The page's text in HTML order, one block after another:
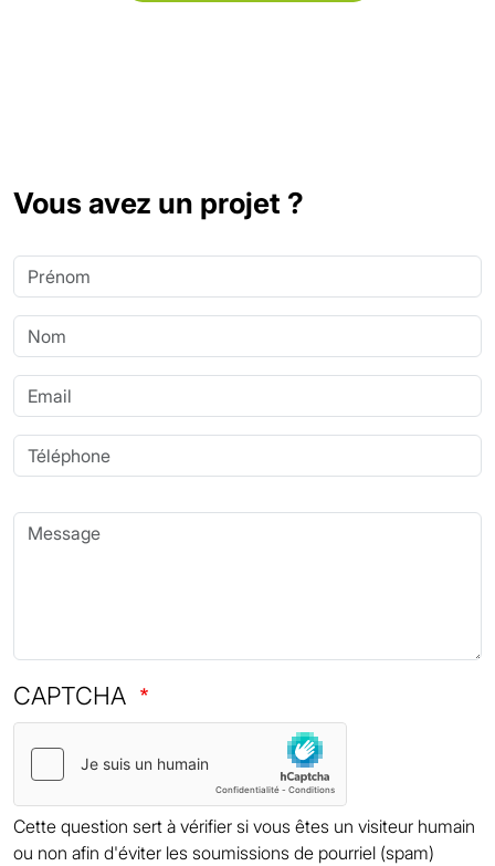
Vous avez un projet ?
Prénom
Nom
Email
Téléphone
Message
CAPTCHA
Cette question sert à vérifier si vous êtes un visiteur humain
ou non afin d'éviter les soumissions de pourriel (spam)